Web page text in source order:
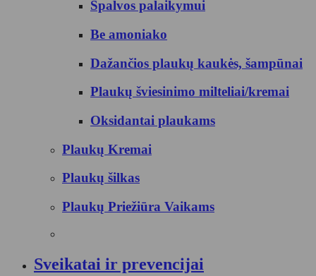
Spalvos palaikymui
Be amoniako
Dažančios plaukų kaukės, šampūnai
Plaukų šviesinimo milteliai/kremai
Oksidantai plaukams
Plaukų Kremai
Plaukų šilkas
Plaukų Priežiūra Vaikams
Sveikatai ir prevencijai